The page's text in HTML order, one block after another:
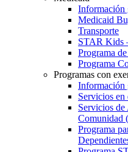
Información
Medicaid
Transporte
STAR Kids
Programa
Programa
Programas con
Información
Servicios
Servicios
Comunidad
Programa